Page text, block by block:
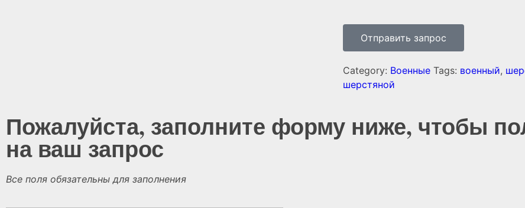
Отправить запрос
Category: Военные Tags: военный,
шерстяной
Пожалуйста, заполните форму ниже, чтобы
на ваш запрос
Все поля обязательны для заполнения